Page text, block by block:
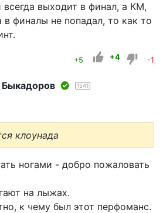
всегда выходит в финал, а КМ,
в финалы не попадал, то как то
+5 +4 -1
1541
клоунада
ногами - добро пожаловать
на лыжах.
к чему был этот перфоманс.